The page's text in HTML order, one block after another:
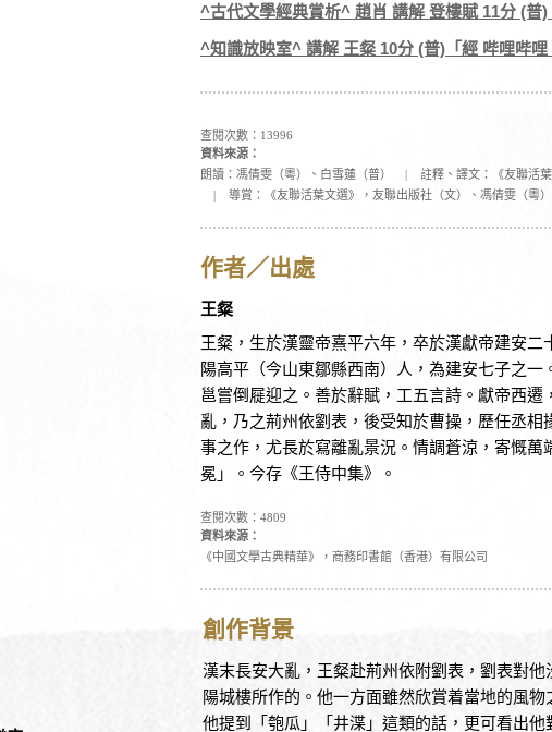
^古代文學經典賞析^ 趙肖 講解 登樓賦 11分 (普)
^知識放映室^ 講解 王粲 10分 (普)「經 哔哩哔哩
查閱次數：13996
資料來源：
朗讀：馮倩雯（粵）、白雪蓮（普）
| 註釋、譯文：《友聯活
|
導賞：《友聯活葉文選》，友聯出版社（文）、馮倩雯（粵）
作者／出處
王粲
王粲，生於漢靈帝熹平六年，卒於漢獻帝建安
陽高平（今山東鄒縣西南）人，為建安七子之
邕嘗倒屣迎之。善於辭賦，工五言詩。獻帝西
亂，乃之荊州依劉表，後受知於曹操，歷任丞
事之作，尤長於寫離亂景況。情調蒼涼，寄慨
冕」。今存《王侍中集》。
查閱次數：4809
資料來源：
《中國文學古典精華》，商務印書館（香港）有限公司
創作背景
漢末長安大亂，王粲赴荊州依附劉表，劉表對
陽城樓所作的。他一方面雖然欣賞着當地的風
他提到「匏瓜」「井渫」這類的話，更可看出